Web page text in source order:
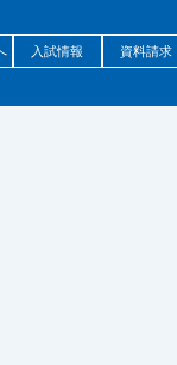
入試情報 資料請求